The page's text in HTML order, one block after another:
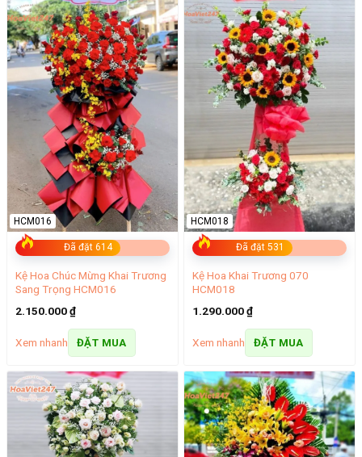
Đã đặt 614
HCM016
Kệ Hoa Chúc Mừng Khai Trương
Sang Trọng HCM016
2.150.000₫
Xem nhanh ĐẶT MUA
Đã đặt 531
HCM018
Kệ Hoa Khai Trương 070
HCM018
1.290.000₫
Xem nhanh ĐẶT MUA